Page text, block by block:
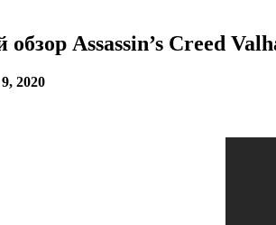
Assassin’s Creed
2020